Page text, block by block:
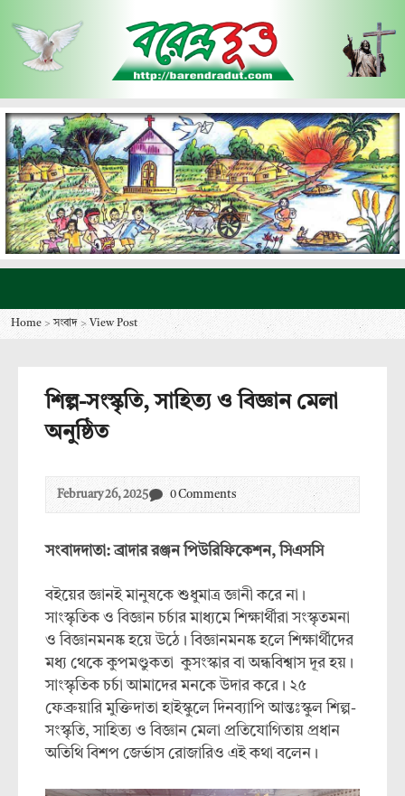
Home > সংবাদ >View Post
শিল্প-সংস্কৃতি, সাহিত্য ও বিজ্ঞান মেলা
অনুষ্ঠিত
February 26, 2025 0 Comments
সংবাদদাতা: ব্রাদার রঞ্জন পিউরিফিকেশন, সিএসসি
বইয়ের জ্ঞানই মানুষকে শুধুমাত্র জ্ঞানী করে না।
সাংস্কৃতিক ও বিজ্ঞান চর্চার মাধ্যমে শিক্ষার্থীরা সংস্কৃতমনা
ও বিজ্ঞানমনষ্ক হয়ে উঠে। বিজ্ঞানমনষ্ক হলে শিক্ষার্থীদের
মধ্য থেকে কুপমণ্ডুকতা কুসংস্কার বা অন্ধবিশ্বাস দূর হয়।
সাংস্কৃতিক চর্চা আমাদের মনকে উদার করে। ২৫
ফেব্রুয়ারি মুক্তিদাতা হাইস্কুলে দিনব্যাপি আন্তঃস্কুল শিল্প-
সংস্কৃতি, সাহিত্য ও বিজ্ঞান মেলা প্রতিযোগিতায় প্রধান
অতিথি বিশপ জের্ভাস রোজারিও এই কথা বলেন।